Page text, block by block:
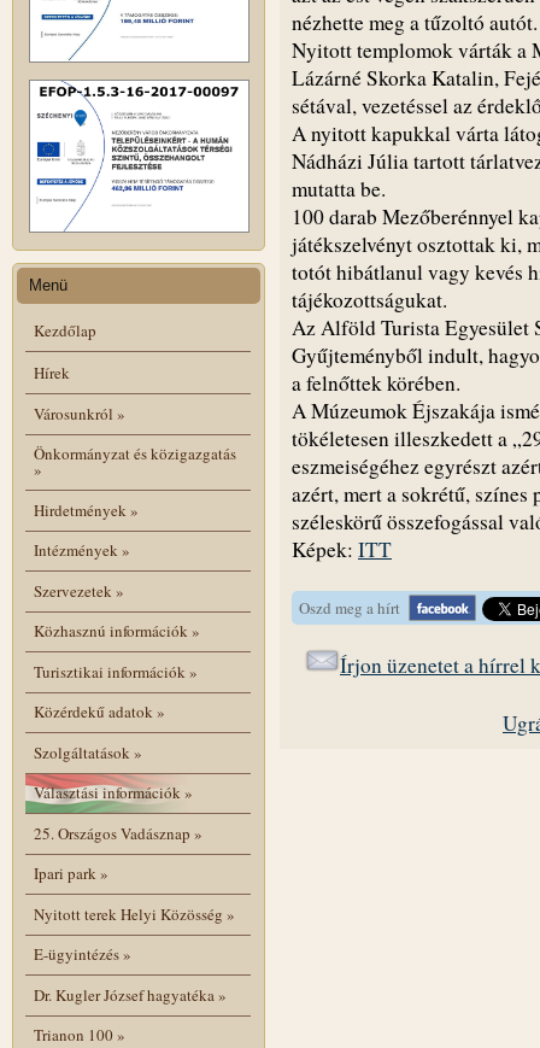
Menü
Kezdőlap
Hírek
Városunkról »
Önkormányzat és közigazgatás
»
Hirdetmények»
Intézmények»
Szervezetek»
Közhasznú információk»
Turisztikai információk»
Közérdekű adatok»
Szolgáltatások»
Választási információk»
25. Országos Vadásznap »
Ipari park»
Nyitott terek Helyi Közösség »
E-ügyintézés»
Dr. Kugler József hagyatéka»
Trianon 100»
nézhette meg a tűzoltó autót.
Nyitott templomok várták a
Lázárné Skorka Katalin,
sétával, vezetéssel az
A nyitott kapukkal várta
Nádházi Júlia tartott
mutatta be.
100 darab Mezőberénnyel
játékszelvényt osztottak ki,
totót hibátlanul vagy kevés
tájékozottságukat.
Az Alföld Turista Egyesület
Gyűjteményből indult,
a felnőttek körében.
A Múzeumok Éjszakája
tökéletesen illeszkedett a
eszmeiségéhez egyrészt
azért, mert a sokrétű,
széleskörű összefogással
Képek: ITT
Oszd meg a hírt
Írjon üzenetet a hírrel